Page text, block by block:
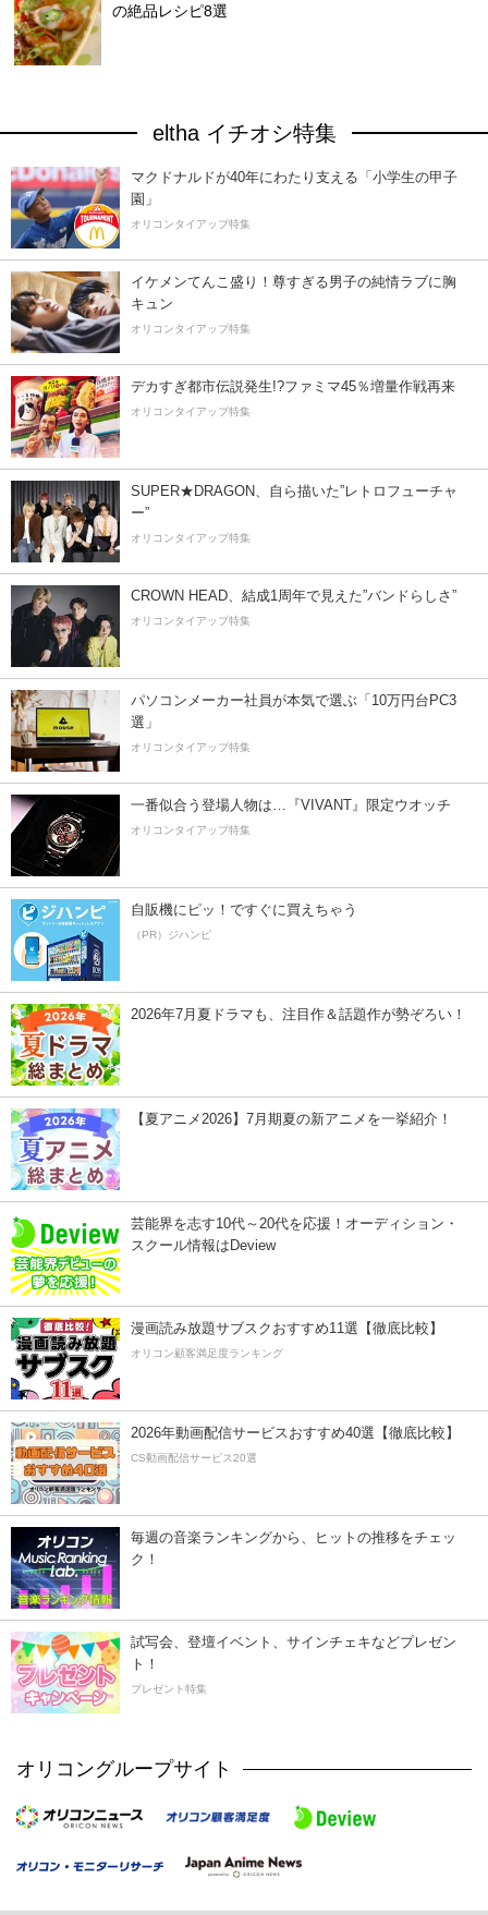
の絶品レシピ8選
eltha イチオシ特集
マクドナルドが40年にわたり支える「小学生の甲子
園」
オリコンタイアップ特集
イケメンてんこ盛り！尊すぎる男子の純情ラブに胸
キュン
オリコンタイアップ特集
デカすぎ都市伝説発生!?ファミマ45％増量作戦再来
オリコンタイアップ特集
SUPER★DRAGON、自ら描いた”レトロフューチャ
ー”
オリコンタイアップ特集
CROWN HEAD、結成1周年で見えた”バンドらしさ”
オリコンタイアップ特集
パソコンメーカー社員が本気で選ぶ「10万円台PC3
選」
オリコンタイアップ特集
一番似合う登場人物は…『VIVANT』限定ウオッチ
オリコンタイアップ特集
自販機にピッ！ですぐに買えちゃう
（PR）ジハンピ
2026年7月夏ドラマも、注目作＆話題作が勢ぞろい！
【夏アニメ2026】7月期夏の新アニメを一挙紹介！
芸能界を志す10代～20代を応援！オーディション・
スクール情報はDeview
漫画読み放題サブスクおすすめ11選【徹底比較】
オリコン顧客満足度ランキング
2026年動画配信サービスおすすめ40選【徹底比較】
CS動画配信サービス20選
毎週の音楽ランキングから、ヒットの推移をチェッ
ク！
試写会、登壇イベント、サインチェキなどプレゼン
ト！
プレゼント特集
オリコングループサイト